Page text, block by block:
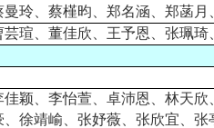
玲、蔡槿昀、郑名涵、郑菡
瑄、董佳欣、王予恩、张珮
颖、李怡萱、卓沛恩、林天
徐靖崳、张妤薇、张欣宜、